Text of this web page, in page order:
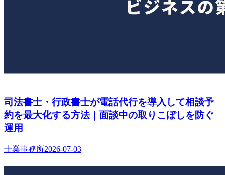
司法書士・行政書士が電話代行を導入して相談予
約を最大化する方法｜面談中の取りこぼしを防ぐ
運用
士業事務所2026-07-03